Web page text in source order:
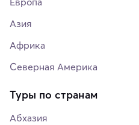
Азия
Африка
Северная Америка
Туры по странам
Абхазия